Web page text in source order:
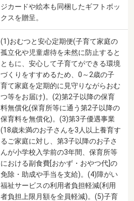
ジカードや絵本も同梱したギフトボッ
クスを贈呈。
(1)おむつと安心定期便(子育て家庭の
孤立化や児童虐待を未然に防止すると
ともに、安心して子育てができる環境
づくりをすすめるため、0～2歳の子
育て家庭を定期的に見守りながらおむ
つ等をお届け)。(2)第2子以降の保育
料無償化(保育所等に通う第2子以降の
保育料を無償化)。(3)第3子優遇事業
(18歳未満のお子さんを3人以上養育す
るご家庭に対し、第3子以降のお子さ
んが小学校入学前の3年間、保育所等
における副食費[おかず・おやつ代]の
免除・助成や手当を支給)。(4)障がい
福祉サービスの利用者負担軽減(利用
者負担上限月額を全員軽減)。(5)子育